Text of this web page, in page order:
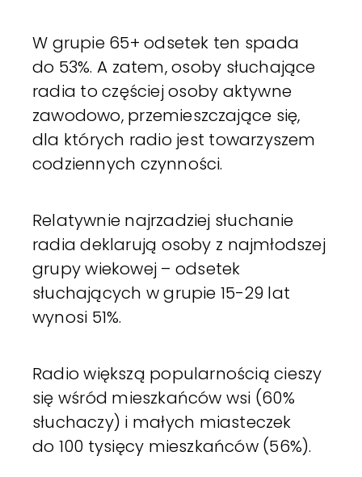
W grupie 65+ odsetek ten spada
do 53%. A zatem, osoby słuchające
radia to częściej osoby aktywne
zawodowo, przemieszczające się,
dla których radio jest towarzyszem
codziennych czynności.
Relatywnie najrzadziej słuchanie
radia deklarują osoby z najmłodszej
grupy wiekowej – odsetek
słuchających w grupie 15-29 lat
wynosi 51%.
Radio większą popularnością cieszy
się wśród mieszkańców wsi (60%
słuchaczy) i małych miasteczek
do 100 tysięcy mieszkańców (56%).